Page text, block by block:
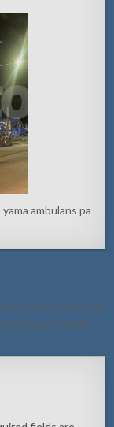
ambulans pa
a corta e halado pa
saca esaki afo →